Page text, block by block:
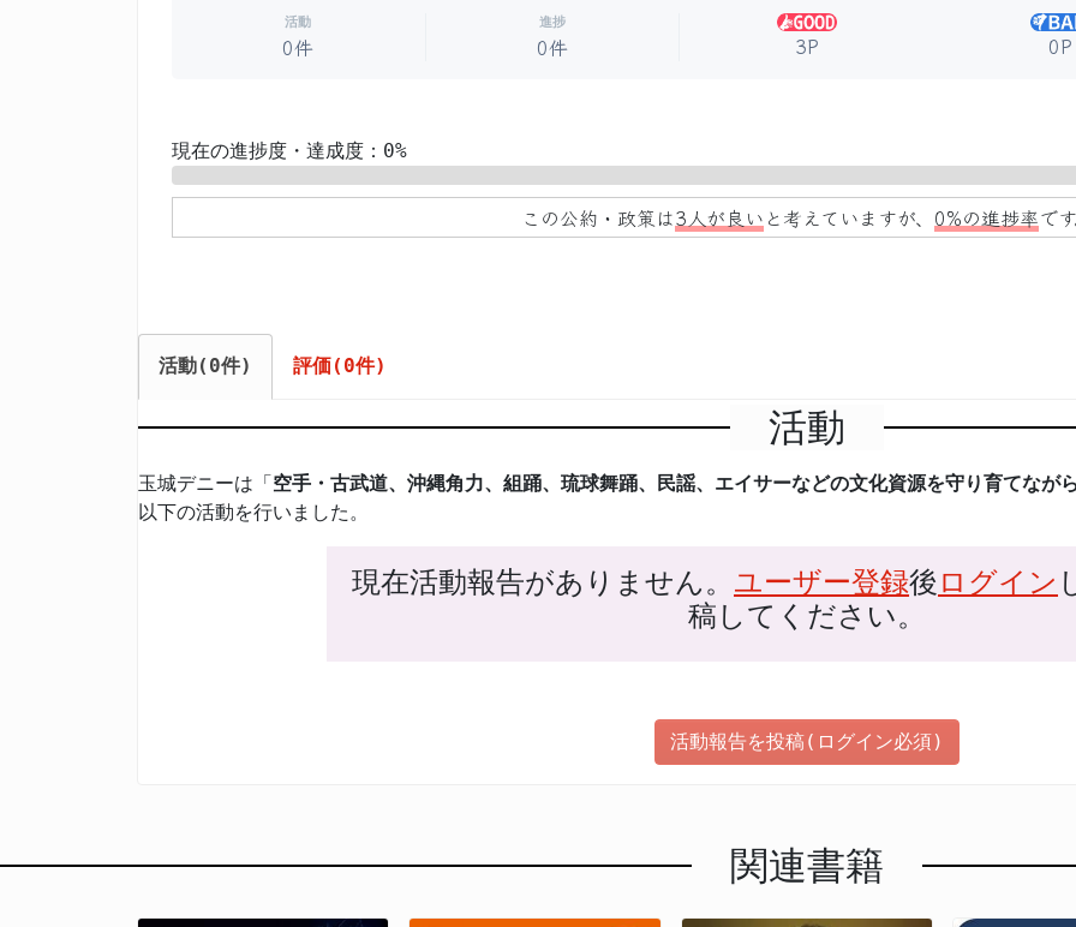
活動
0件
進捗
0件 3P 0P
現在の進捗度・達成度：0%
この公約・政策は3人が良い と考えていますが、 0%の進捗率で
活動(0件) 評価(0件)
活動
玉城デニーは「空手・古武道、沖縄角力、組踊、琉球舞踊、民謡、エイサーなどの文化資源を守り育てなが
以下の活動を行いました。
現在活動報告がありません。 ユーザー登録後 ログイン
稿してください。
活動報告を投稿(ログイン必須)
関連書籍